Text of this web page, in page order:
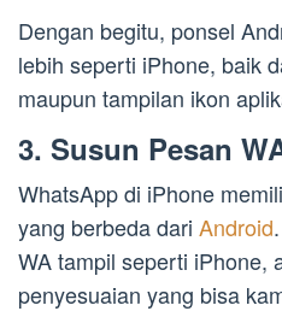
Dengan begitu, ponsel
lebih seperti iPhone, baik
maupun tampilan ikon
3. Susun Pesan
WhatsApp di iPhone
yang berbeda dari Android
WA tampil seperti iPhone,
penyesuaian yang bisa